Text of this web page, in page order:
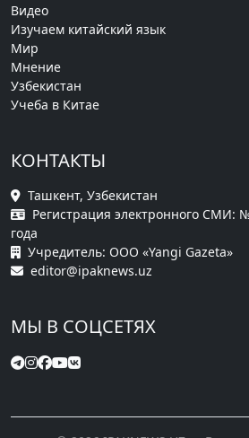
Видео
Изучаем китайский язык
Мир
Мнение
Узбекистан
Учеба в Китае
КОНТАКТЫ
Ташкент, Узбекистан
Регистрация электронного СМИ:
года
Учредитель: ООО «Yangi Gazeta»
editor@ipaknews.uz
МЫ В СОЦСЕТЯХ